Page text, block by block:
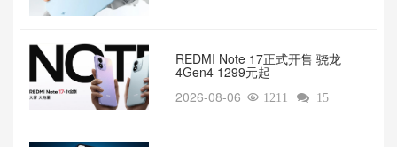
REDMI Note 17正式开售 骁龙
4Gen4 1299元起
2026-08-06  1211  15